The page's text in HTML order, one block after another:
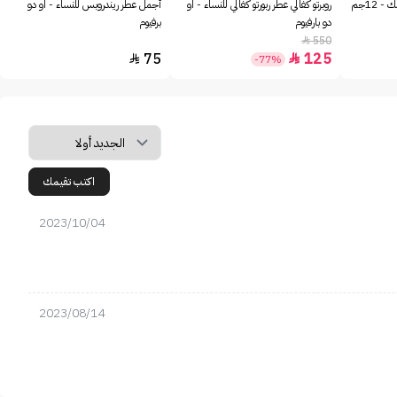
روبرتو كفالي عطر ربورتو كفالي للنساء - او
دو بارفيوم
550

125

-77%
أجمل عطر ريندروبس للنساء - او دو
برفيوم
75

اكتب تقيمك
2023/10/04
2023/08/14